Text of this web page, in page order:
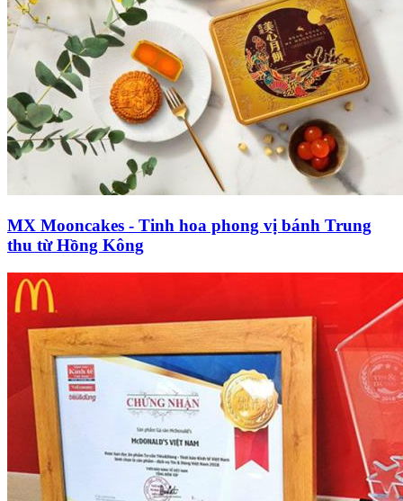
MX Mooncakes - Tinh hoa phong vị bánh Trung
thu từ Hồng Kông